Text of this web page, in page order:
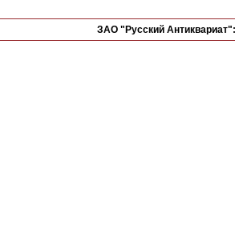
ЗАО "Русский Антиквариат":